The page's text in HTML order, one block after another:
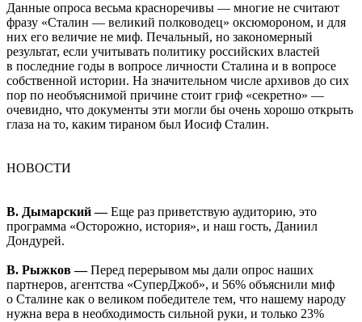
Данные опроса весьма красноречивы — многие не считают
фразу «Сталин — великий полководец» оксюмороном, и для
них его величие не миф. Печальный, но закономерный
результат, если учитывать политику российских властей
в последние годы в вопросе личности Сталина и в вопросе
собственной истории. На значительном числе архивов до сих
пор по необъяснимой причине стоит гриф «секретно» —
очевидно, что документы эти могли бы очень хорошо открыть
глаза на то, каким тираном был Иосиф Сталин.
НОВОСТИ
В. Дымарский —Еще раз приветствую аудиторию, это
программа «Осторожно, история», и наш гость, Даниил
Дондурей.
В. Рыжков —Перед перерывом мы дали опрос наших
партнеров, агентства «СуперДжоб», и 56% объяснили миф
о Сталине как о великом победителе тем, что нашему народу
нужна вера в необходимость сильной руки, и только 23%